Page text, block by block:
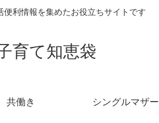
便利情報を集めたお役立ちサイトです
育て知恵袋
共働き シングルマザー